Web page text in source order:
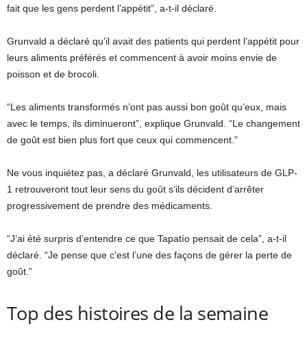
fait que les gens perdent l’appétit”, a-t-il déclaré.
Grunvald a déclaré qu’il avait des patients qui perdent l’appétit pour
leurs aliments préférés et commencent à avoir moins envie de
poisson et de brocoli.
“Les aliments transformés n’ont pas aussi bon goût qu’eux, mais
avec le temps, ils diminueront”, explique Grunvald. “Le changement
de goût est bien plus fort que ceux qui commencent.”
Ne vous inquiétez pas, a déclaré Grunvald, les utilisateurs de GLP-
1 retrouveront tout leur sens du goût s’ils décident d’arrêter
progressivement de prendre des médicaments.
“J’ai été surpris d’entendre ce que Tapatío pensait de cela”, a-t-il
déclaré. “Je pense que c’est l’une des façons de gérer la perte de
goût.”
Top des histoires de la semaine